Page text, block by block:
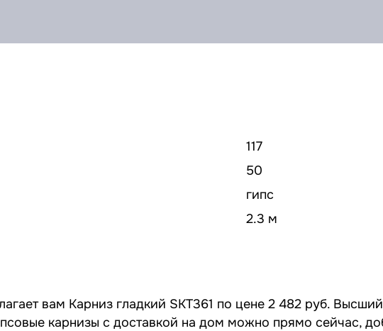
117
50
гипс
2.3 м
вам Карниз гладкий SKT361 по цене 2 482 руб.
карнизы с доставкой на дом можно прямо сейчас,